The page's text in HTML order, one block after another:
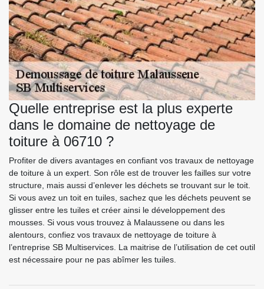
Quelle entreprise est la plus experte
dans le domaine de nettoyage de
toiture à 06710 ?
Profiter de divers avantages en confiant vos travaux de nettoyage
de toiture à un expert. Son rôle est de trouver les failles sur votre
structure, mais aussi d’enlever les déchets se trouvant sur le toit.
Si vous avez un toit en tuiles, sachez que les déchets peuvent se
glisser entre les tuiles et créer ainsi le développement des
mousses. Si vous vous trouvez à Malaussene ou dans les
alentours, confiez vos travaux de nettoyage de toiture à
l’entreprise SB Multiservices. La maitrise de l’utilisation de cet outil
est nécessaire pour ne pas abîmer les tuiles.